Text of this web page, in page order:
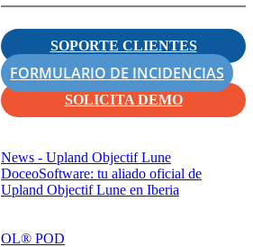
SOPORTE CLIENTES
FORMULARIO DE INCIDENCIAS
SOLICITA DEMO
News - Upland Objectif Lune
DoceoSoftware: tu aliado oficial de
Upland Objectif Lune en Iberia
OL® POD